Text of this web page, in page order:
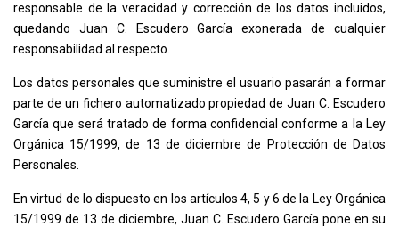
responsable de la veracidad y corrección de los datos incluidos,
quedando Juan C. Escudero García exonerada de cualquier
responsabilidad al respecto.
Los datos personales que suministre el usuario pasarán a formar
parte de un fichero automatizado propiedad deJuan C. Escudero
García que será tratado de forma confidencial conforme a la Ley
Orgánica 15/1999, de 13 de diciembre de Protección de Datos
Personales.
En virtud de lo dispuesto en los artículos 4, 5 y 6 de la Ley Orgánica
15/1999 de 13 de diciembre, Juan C. Escudero García pone en su